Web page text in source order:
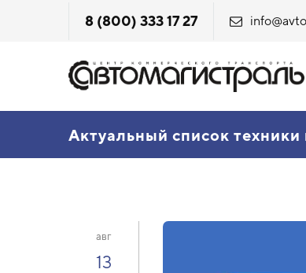
8 (800) 333 17 27
Актуальный список техники
авг
13